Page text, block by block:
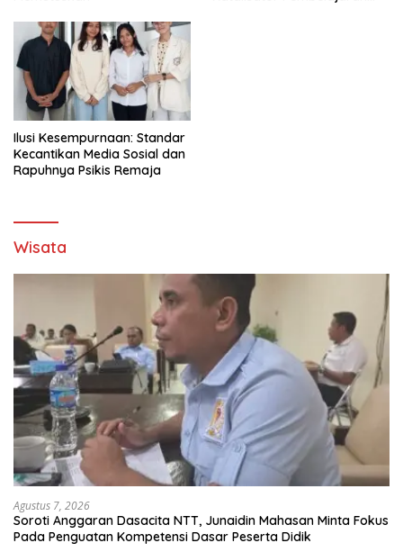
Ilusi Kesempurnaan: Standar
Kecantikan Media Sosial dan
Rapuhnya Psikis Remaja
Wisata
Agustus 7, 2026
Soroti Anggaran Dasacita NTT, Junaidin Mahasan Minta Fokus
Pada Penguatan Kompetensi Dasar Peserta Didik